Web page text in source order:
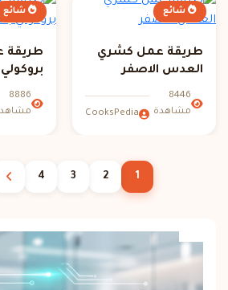
شائع
طريقة عمل كشري
العدس الاصفر
8446
مشاهدة
CooksPedia
شائع
طريقة
8886
1
2
3
4